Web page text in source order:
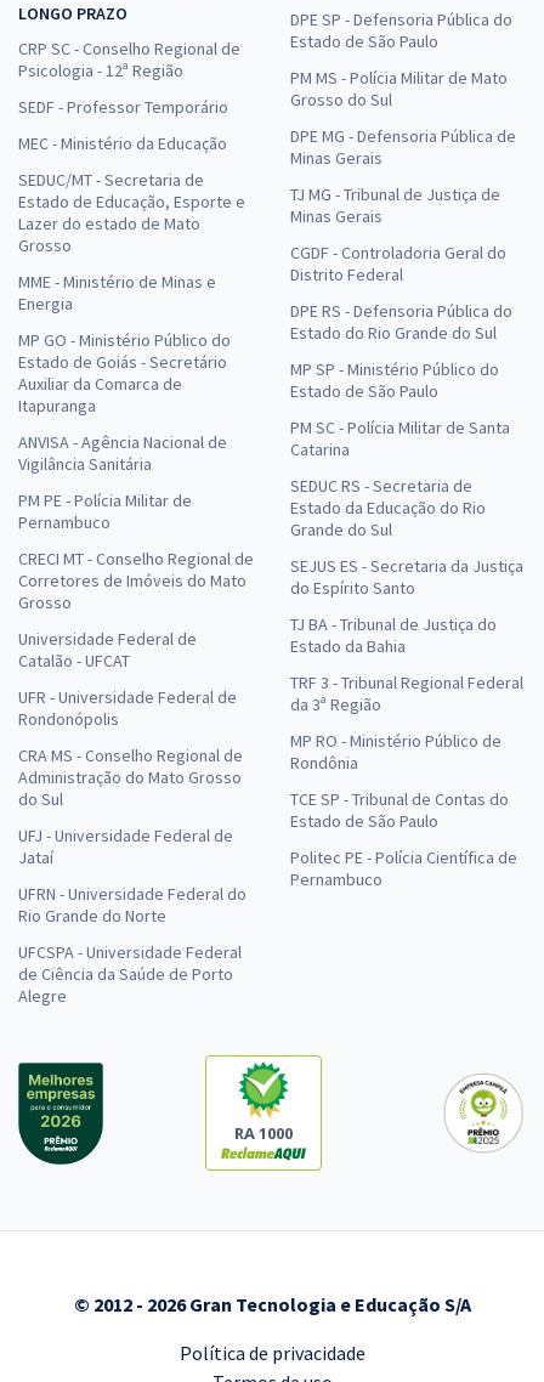
LONGO PRAZO
CRP SC - Conselho Regional de
Psicologia - 12ª Região
SEDF - Professor Temporário
MEC - Ministério da Educação
SEDUC/MT - Secretaria de
Estado de Educação, Esporte e
Lazer do estado de Mato
Grosso
MME - Ministério de Minas e
Energia
MP GO - Ministério Público do
Estado de Goiás - Secretário
Auxiliar da Comarca de
Itapuranga
ANVISA - Agência Nacional de
Vigilância Sanitária
PM PE - Polícia Militar de
Pernambuco
CRECI MT - Conselho Regional de
Corretores de Imóveis do Mato
Grosso
Universidade Federal de
Catalão - UFCAT
UFR - Universidade Federal de
Rondonópolis
CRA MS - Conselho Regional de
Administração do Mato Grosso
do Sul
UFJ - Universidade Federal de
Jataí
UFRN - Universidade Federal do
Rio Grande do Norte
UFCSPA - Universidade Federal
de Ciência da Saúde de Porto
Alegre
DPE SP - Defensoria Pública do
Estado de São Paulo
PM MS - Polícia Militar de Mato
Grosso do Sul
DPE MG - Defensoria Pública de
Minas Gerais
TJ MG - Tribunal de Justiça de
Minas Gerais
CGDF - Controladoria Geral do
Distrito Federal
DPE RS - Defensoria Pública do
Estado do Rio Grande do Sul
MP SP - Ministério Público do
Estado de São Paulo
PM SC - Polícia Militar de Santa
Catarina
SEDUC RS - Secretaria de
Estado da Educação do Rio
Grande do Sul
SEJUS ES - Secretaria da Justiça
do Espírito Santo
TJ BA - Tribunal de Justiça do
Estado da Bahia
TRF 3 - Tribunal Regional Federal
da 3ª Região
MP RO - Ministério Público de
Rondônia
TCE SP - Tribunal de Contas do
Estado de São Paulo
Politec PE - Polícia Científica de
Pernambuco
RA 1000
© 2012 - 2026 Gran Tecnologia e Educação S/A
Política de privacidade